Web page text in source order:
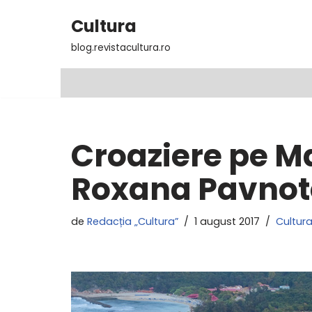
Cultura
blog.revistacultura.ro
Croaziere pe
Roxana
de Redacția „Cultura” 1 august 2017